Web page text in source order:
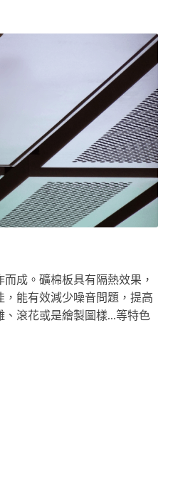
成。礦棉板具有隔熱效果，
，能有效減少噪音問題，提高
滾花或是繪製圖樣...等特色